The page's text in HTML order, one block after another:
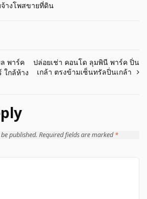
างโพสขายที่ดิน
พาร์ค
ใกล้ห้าง
ปล่อยเช่า คอนโด ลุมพินี พาร์ค ปิ่น
เกล้า ตรงข้ามเซ็นทรัลปิ่นเกล้า
published. Required fields are marked*